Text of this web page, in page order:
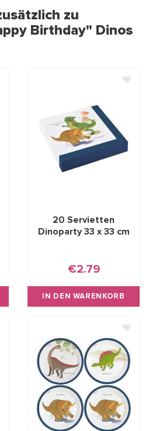
zu
Birthday" Dinos
20 Servietten
Dinoparty 33 x 33 cm
€2.79
IN DEN WARENKORB